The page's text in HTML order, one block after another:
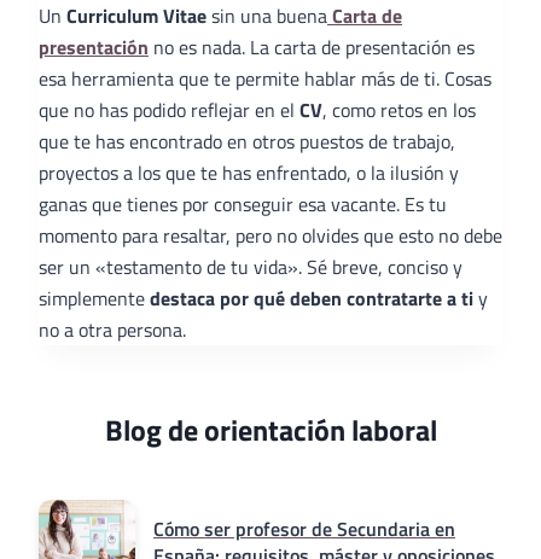
Un Curriculum Vitaesin una buenaCarta de
presentación no es nada. La carta de presentación es
esa herramienta que te permite hablar más de ti. Cosas
que no has podido reflejar en el CV, como retos en los
que te has encontrado en otros puestos de trabajo,
proyectos a los que te has enfrentado, o la ilusión y
ganas que tienes por conseguir esa vacante. Es tu
momento para resaltar, pero no olvides que esto no debe
ser un «testamento de tu vida». Sé breve, conciso y
simplementedestaca por qué deben contratarte a tiy
no a otra persona.
Blog de orientación laboral
Cómo ser profesor de Secundaria en